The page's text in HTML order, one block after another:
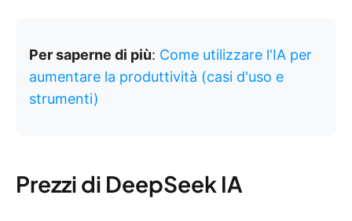
Per saperne di più: Come utilizzare l'IA per
aumentare la produttività (casi d'uso e
strumenti)
Prezzi di DeepSeek IA